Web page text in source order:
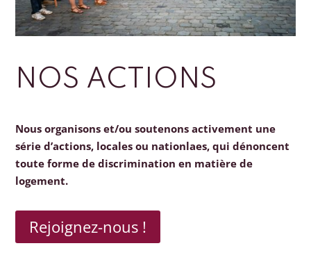
NOS ACTIONS
Nous organisons et/ou soutenons activement une
série d’actions, locales ou nationlaes, qui dénoncent
toute forme de discrimination en matière de
logement.
Rejoignez-nous !